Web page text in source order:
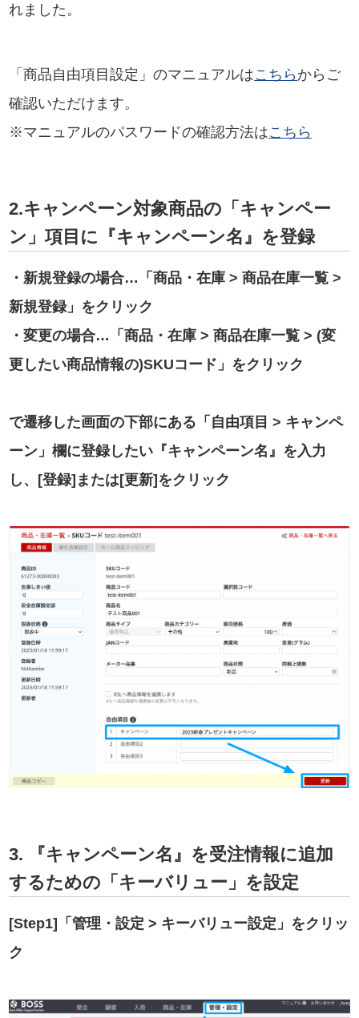
れました。
「商品自由項目設定」のマニュアルはこちら からご
確認いただけます。
※マニュアルのパスワードの確認方法はこちら
2.キャンペーン対象商品の「キャンペー
ン」項目に『キャンペーン名』を登録
・新規登録の場合…「商品・在庫 > 商品在庫一覧 >
新規登録」をクリック
・変更の場合…「商品・在庫 > 商品在庫一覧 > (変
更したい商品情報の)SKUコード」をクリック
で遷移した画面の下部にある「自由項目 > キャンペ
ーン」欄に登録したい『キャンペーン名』を入力
し、[登録]または[更新]をクリック
3. 『キャンペーン名』を受注情報に追加
するための「キーバリュー」を設定
[Step1]「管理・設定 > キーバリュー設定」をクリッ
ク